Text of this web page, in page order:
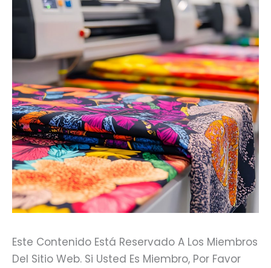
Este Contenido Está Reservado A Los Miembros
Del Sitio Web. Si Usted Es Miembro, Por Favor